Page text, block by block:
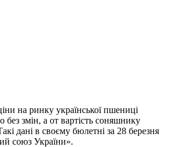
на ринку української пшениці
змін, а от вартість соняшнику
дані в своєму бюлетні за 28 березня
союз України».